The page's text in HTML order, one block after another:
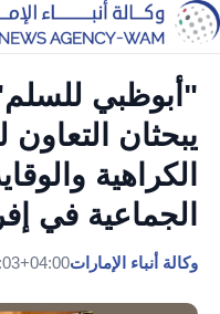
"أبوظبي
يبحثان
الكراهية
الجماعية في
وكالة أنباء الإمارات